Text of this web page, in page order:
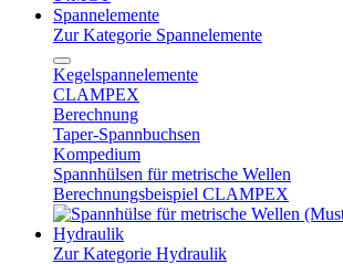
Spannelemente
Zur Kategorie Spannelemente
Kegelspannelemente
CLAMPEX
Berechnung
Taper-Spannbuchsen
Kompedium
Spannhülsen für metrische Wellen
Berechnungsbeispiel CLAMPEX
Hydraulik
Zur Kategorie Hydraulik